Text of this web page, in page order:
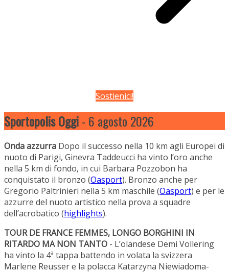
Sostienici!
Sportopolis Oggi- 6 agosto 2026
Onda azzurra Dopo il successo nella 10 km agli Europei di
nuoto di Parigi, Ginevra Taddeucci ha vinto l’oro anche
nella 5 km di fondo, in cui Barbara Pozzobon ha
conquistato il bronzo (Oasport). Bronzo anche per
Gregorio Paltrinieri nella 5 km maschile (Oasport) e per le
azzurre del nuoto artistico nella prova a squadre
dell’acrobatico (highlights).
TOUR DE FRANCE FEMMES, LONGO BORGHINI IN
RITARDO MA NON TANTO - L’olandese Demi Vollering
ha vinto la 4ª tappa battendo in volata la svizzera
Marlene Reusser e la polacca Katarzyna Niewiadoma-